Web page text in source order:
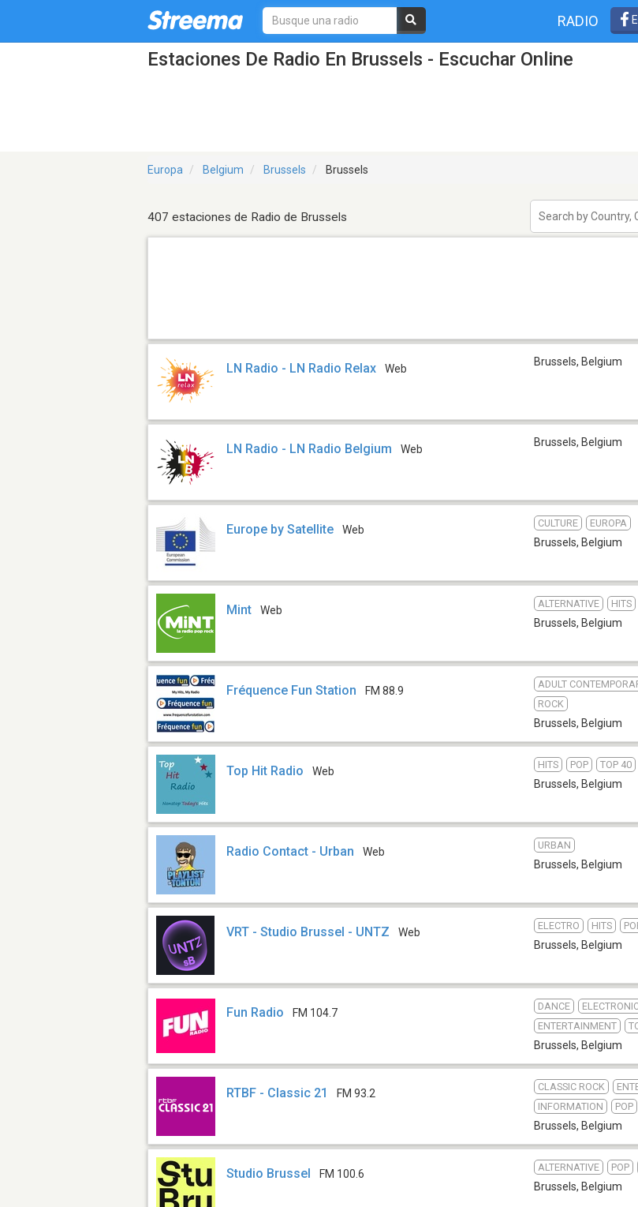
RADIO
Estaciones De Radio En Brussels - Escuchar Online
Europa Belgium Brussels Brussels
407 estaciones de Radio de Brussels
LN Radio - LN Radio Relax Web
Brussels, Belgium
LN Radio - LN Radio Belgium Web
Brussels, Belgium
Europe by Satellite Web
CULTURE EUROPA
Brussels, Belgium
Mint Web
ALTERNATIVE HITS
Brussels, Belgium
Fréquence Fun Station FM 88.9
ADULT
ROCK
Brussels, Belgium
Top Hit Radio Web
HITS POP TOP 40
Brussels, Belgium
Radio Contact - Urban Web
URBAN
Brussels, Belgium
VRT - Studio Brussel - UNTZ Web
ELECTRO HITS
Brussels, Belgium
Fun Radio FM 104.7
DANCE
ENTERTAINMENT
Brussels, Belgium
RTBF - Classic 21 FM 93.2
CLASSIC ROCK
INFORMATION
POP
Brussels, Belgium
Studio Brussel FM 100.6
ALTERNATIVE POP
Brussels, Belgium